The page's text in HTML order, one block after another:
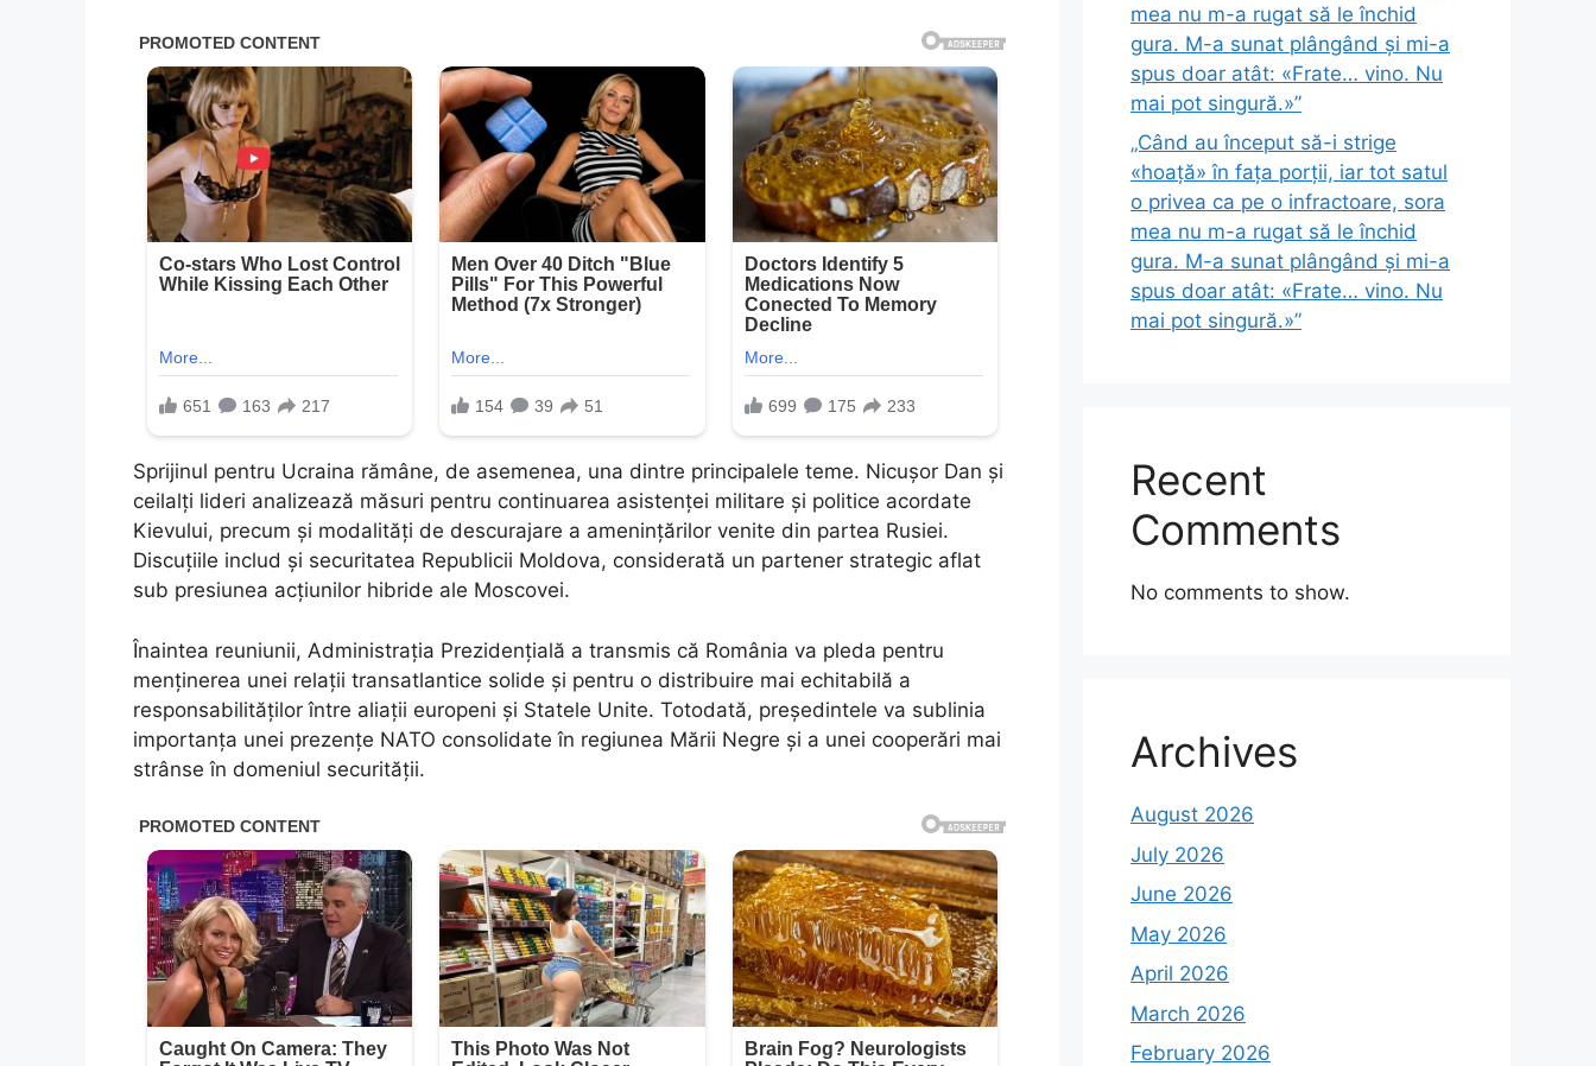
Sprijinul pentru Ucraina rămâne, de asemenea, una dintre principalele teme. Nicușor Dan și
ceilalți lideri analizează măsuri pentru continuarea asistenței militare și politice acordate
Kievului, precum și modalități de descurajare a amenințărilor venite din partea Rusiei.
Discuțiile includ și securitatea Republicii Moldova, considerată un partener strategic aflat
sub presiunea acțiunilor hibride ale Moscovei.
Înaintea reuniunii, Administrația Prezidențială a transmis că România va pleda pentru
menținerea unei relații transatlantice solide și pentru o distribuire mai echitabilă a
responsabilităților între aliații europeni și Statele Unite. Totodată, președintele va sublinia
importanța unei prezențe NATO consolidate în regiunea Mării Negre și a unei cooperări mai
strânse în domeniul securității.
mea nu m-a rugat să le închid
gura. M-a sunat plângând și mi-a
spus doar atât: «Frate… vino. Nu
mai pot singură.»”
„Când au început să-i strige
«hoață» în fața porții, iar tot satul
o privea ca pe o infractoare, sora
mea nu m-a rugat să le închid
gura. M-a sunat plângând și mi-a
spus doar atât: «Frate… vino. Nu
mai pot singură.»”
Recent
Comments
No comments to show.
Archives
August 2026
July 2026
June 2026
May 2026
April 2026
March 2026
February 2026